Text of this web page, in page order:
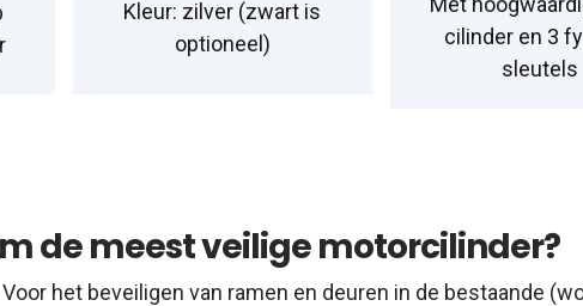
Kleur: zilver (zwart is
optioneel)
cilinder en 3
sleutels
de meest veilige motorcilinder?
het beveiligen van ramen en deuren in de bestaande